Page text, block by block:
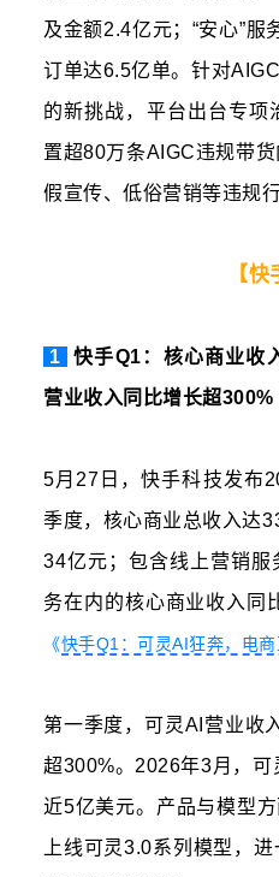
及金额2.4亿元；“安心”
订单达6.5亿单。针对AIGC
的新挑战，平台出台专项
置超80万条AIGC违规带
假宣传、低俗营销等违规行
【快
1
快手Q1：核心商业收
营业收入同比增长超300%
5月27日，快手科技发布
季度，核心商业总收入达
34亿元；包含线上营销服
务在内的核心商业收入同
《快手Q1：可灵AI狂奔，电
第一季度，可灵AI营业收
超300%。2026年3月，
近5亿美元。产品与模型
上线可灵3.0系列模型，